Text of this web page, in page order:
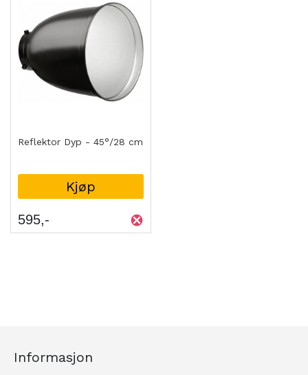
Reflektor Dyp - 45°/28 cm
Kjøp
595
Informasjon